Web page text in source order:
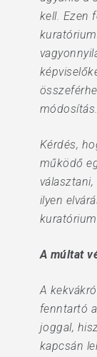
kell. Ezen
módosítás.
Kérdés,
működő
ilyen
A múltat
A
fenntartó
joggal,
kapcsán